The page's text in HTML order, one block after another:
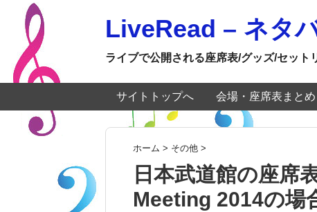
LiveRead – ネタ
ライブで公開される座席表/グッズ/セット
サイトトップへ 会場・座席表まとめ
ホーム > その他 >
日本武道館の座席
Meeting 2014の場